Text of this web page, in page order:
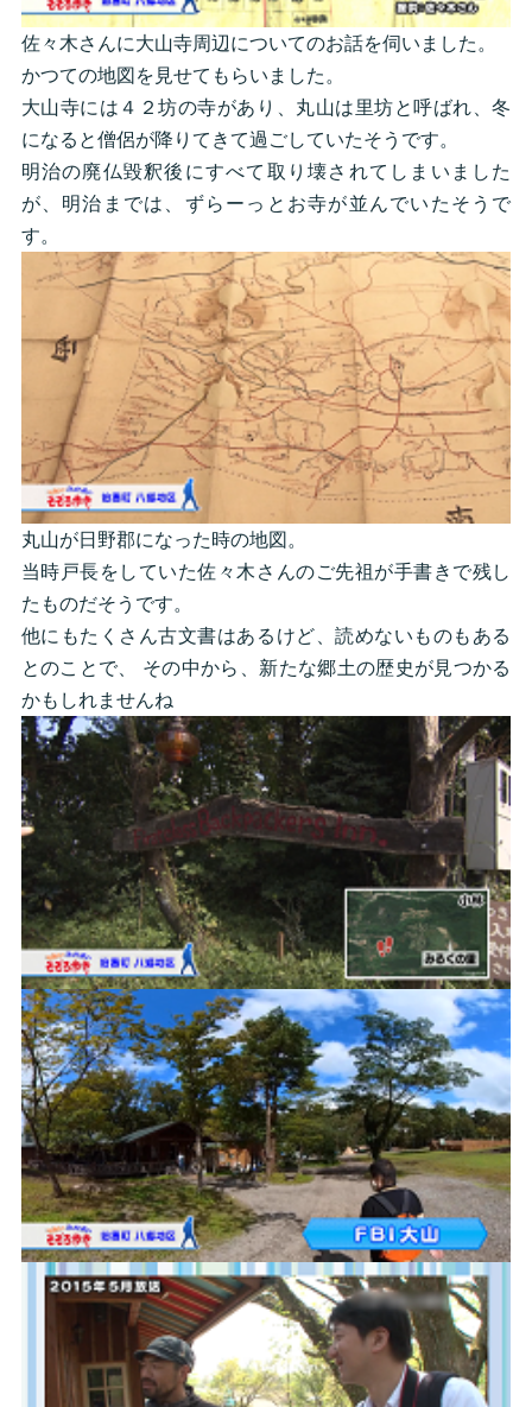
佐々木さんに大山寺周辺についてのお話を伺いました。
かつての地図を見せてもらいました。
大山寺には４２坊の寺があり、丸山は里坊と呼ばれ、冬
になると僧侶が降りてきて過ごしていたそうです。
明治の廃仏毀釈後にすべて取り壊されてしまいました
が、明治までは、ずらーっとお寺が並んでいたそうで
す。
丸山が日野郡になった時の地図。
当時戸長をしていた佐々木さんのご先祖が手書きで残し
たものだそうです。
他にもたくさん古文書はあるけど、読めないものもある
とのことで、 その中から、新たな郷土の歴史が見つかる
かもしれませんね